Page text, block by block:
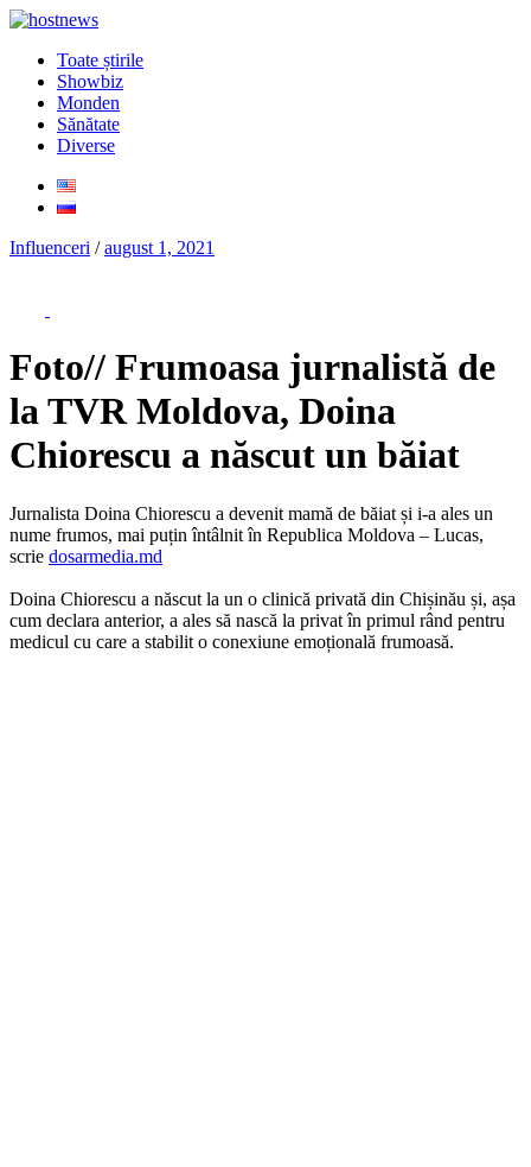
Toate știrile
Showbiz
Monden
Sănătate
Diverse
Influenceri /august 1, 2021
Foto// Frumoasa jurnalistă de
la TVR Moldova, Doina
Chiorescu a născut un băiat
Jurnalista Doina Chiorescu a devenit mamă de băiat și i-a ales un
nume frumos, mai puțin întâlnit în Republica Moldova – Lucas,
scrie dosarmedia.md
Doina Chiorescu a născut la un o clinică privată din Chișinău și, așa
cum declara anterior, a ales să nască la privat în primul rând pentru
medicul cu care a stabilit o conexiune emoțională frumoasă.